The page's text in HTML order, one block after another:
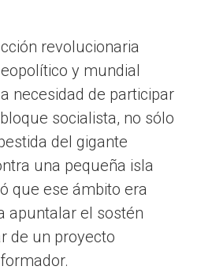
revolucionaria
y mundial
necesidad de participar
socialista, no sólo
del gigante
una pequeña isla
que ese ámbito era
apuntalar el sostén
de un proyecto